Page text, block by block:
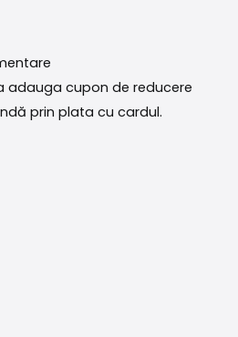
adauga cupon de reducere
prin plata cu cardul.